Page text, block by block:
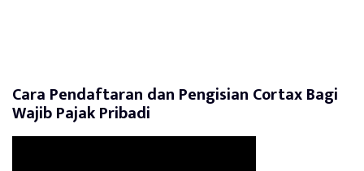
Cara Pendaftaran dan Pengisian Cortax Bagi
Wajib Pajak Pribadi